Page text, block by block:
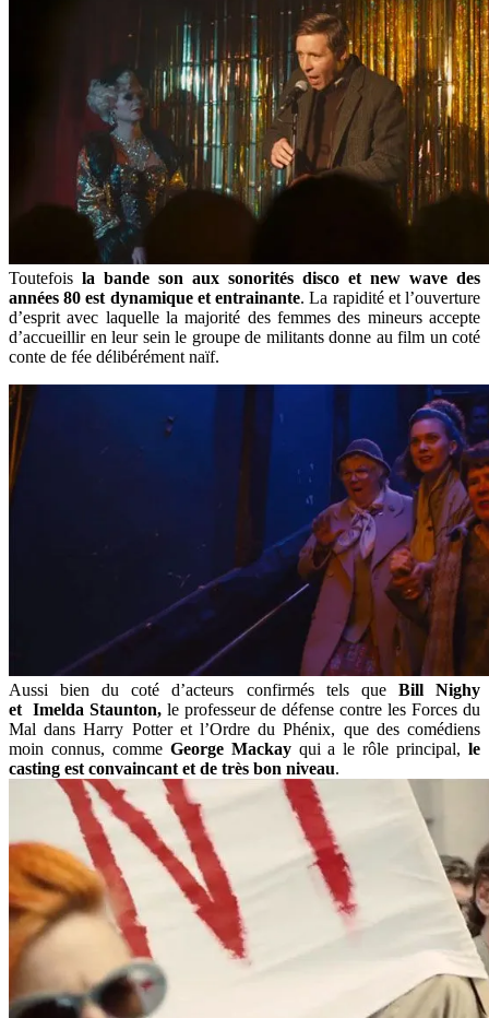
Toutefois la bande son aux sonorités disco et new wave des
années 80 est dynamique et entrainante. La rapidité et l’ouverture
d’esprit avec laquelle la majorité des femmes des mineurs accepte
d’accueillir en leur sein le groupe de militants donne au film un coté
conte de fée délibérément naïf.
Aussi bien du coté d’acteurs confirmés tels que Bill Nighy
et Imelda Staunton,le professeur de défense contre les Forces du
Mal dans Harry Potter et l’Ordre du Phénix, que des comédiens
moin connus, comme George Mackayqui a le rôle principal,le
casting est convaincant et de très bon niveau.